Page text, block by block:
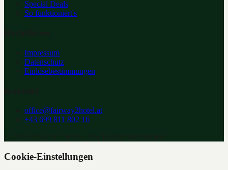
Special Deals
So funktioniert's
Impressum
Datenschutz
Einlösebestimmungen
office@fairway2hotel.at
+43 699 811 802 16
Cookie-Einstellungen